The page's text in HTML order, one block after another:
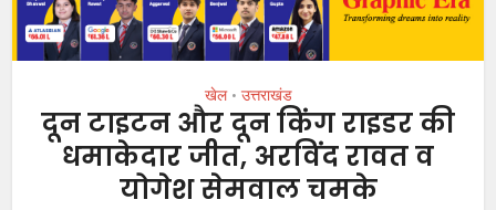
खेल • उत्तराखंड
दून टाइटन और दून किंग राइडर की
धमाकेदार जीत, अरविंद रावत व
योगेश सेमवाल चमके